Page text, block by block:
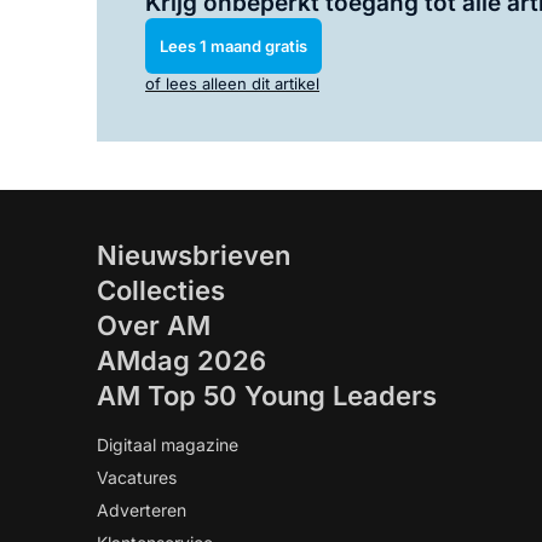
Lees 1 maand gratis
of lees alleen dit artikel
Nieuwsbrieven
Collecties
Over AM
AMdag 2026
AM Top 50 Young Leaders
Digitaal magazine
Vacatures
Adverteren